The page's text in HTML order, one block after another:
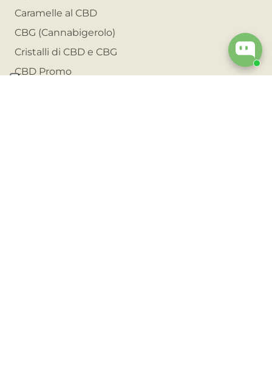
Caramelle al CBD
CBG (Cannabigerolo)
Cristalli di CBD e CBG
CBD Promo